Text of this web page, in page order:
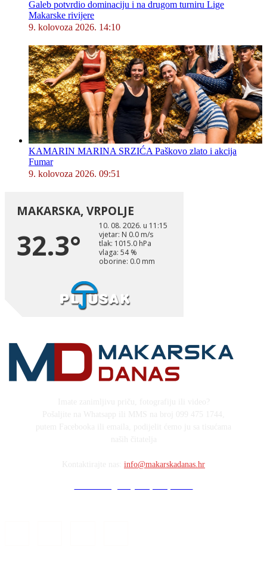
Galeb potvrdio dominaciju i na drugom turniru Lige
Makarske rivijere
9. kolovoza 2026. 14:10
KAMARIN MARINA SRZIĆA Paškovo zlato i akcija
Fumar
9. kolovoza 2026. 09:51
info@makarskadanas.hr